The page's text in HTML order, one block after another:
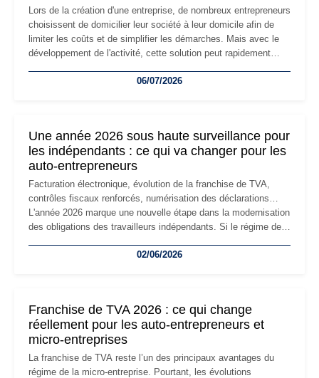
Lors de la création d'une entreprise, de nombreux entrepreneurs
choisissent de domicilier leur société à leur domicile afin de
limiter les coûts et de simplifier les démarches. Mais avec le
développement de l'activité, cette solution peut rapidement
professionnels, recrutement, image de marque… Le
06/07/2026
Une année 2026 sous haute surveillance pour
les indépendants : ce qui va changer pour les
auto-entrepreneurs
Facturation électronique, évolution de la franchise de TVA,
contrôles fiscaux renforcés, numérisation des déclarations…
L'année 2026 marque une nouvelle étape dans la modernisation
des obligations des travailleurs indépendants. Si le régime de
les auto-entrepreneurs devront s'adapter à un environnement
02/06/2026
Franchise de TVA 2026 : ce qui change
réellement pour les auto-entrepreneurs et
micro-entreprises
La franchise de TVA reste l’un des principaux avantages du
régime de la micro-entreprise. Pourtant, les évolutions